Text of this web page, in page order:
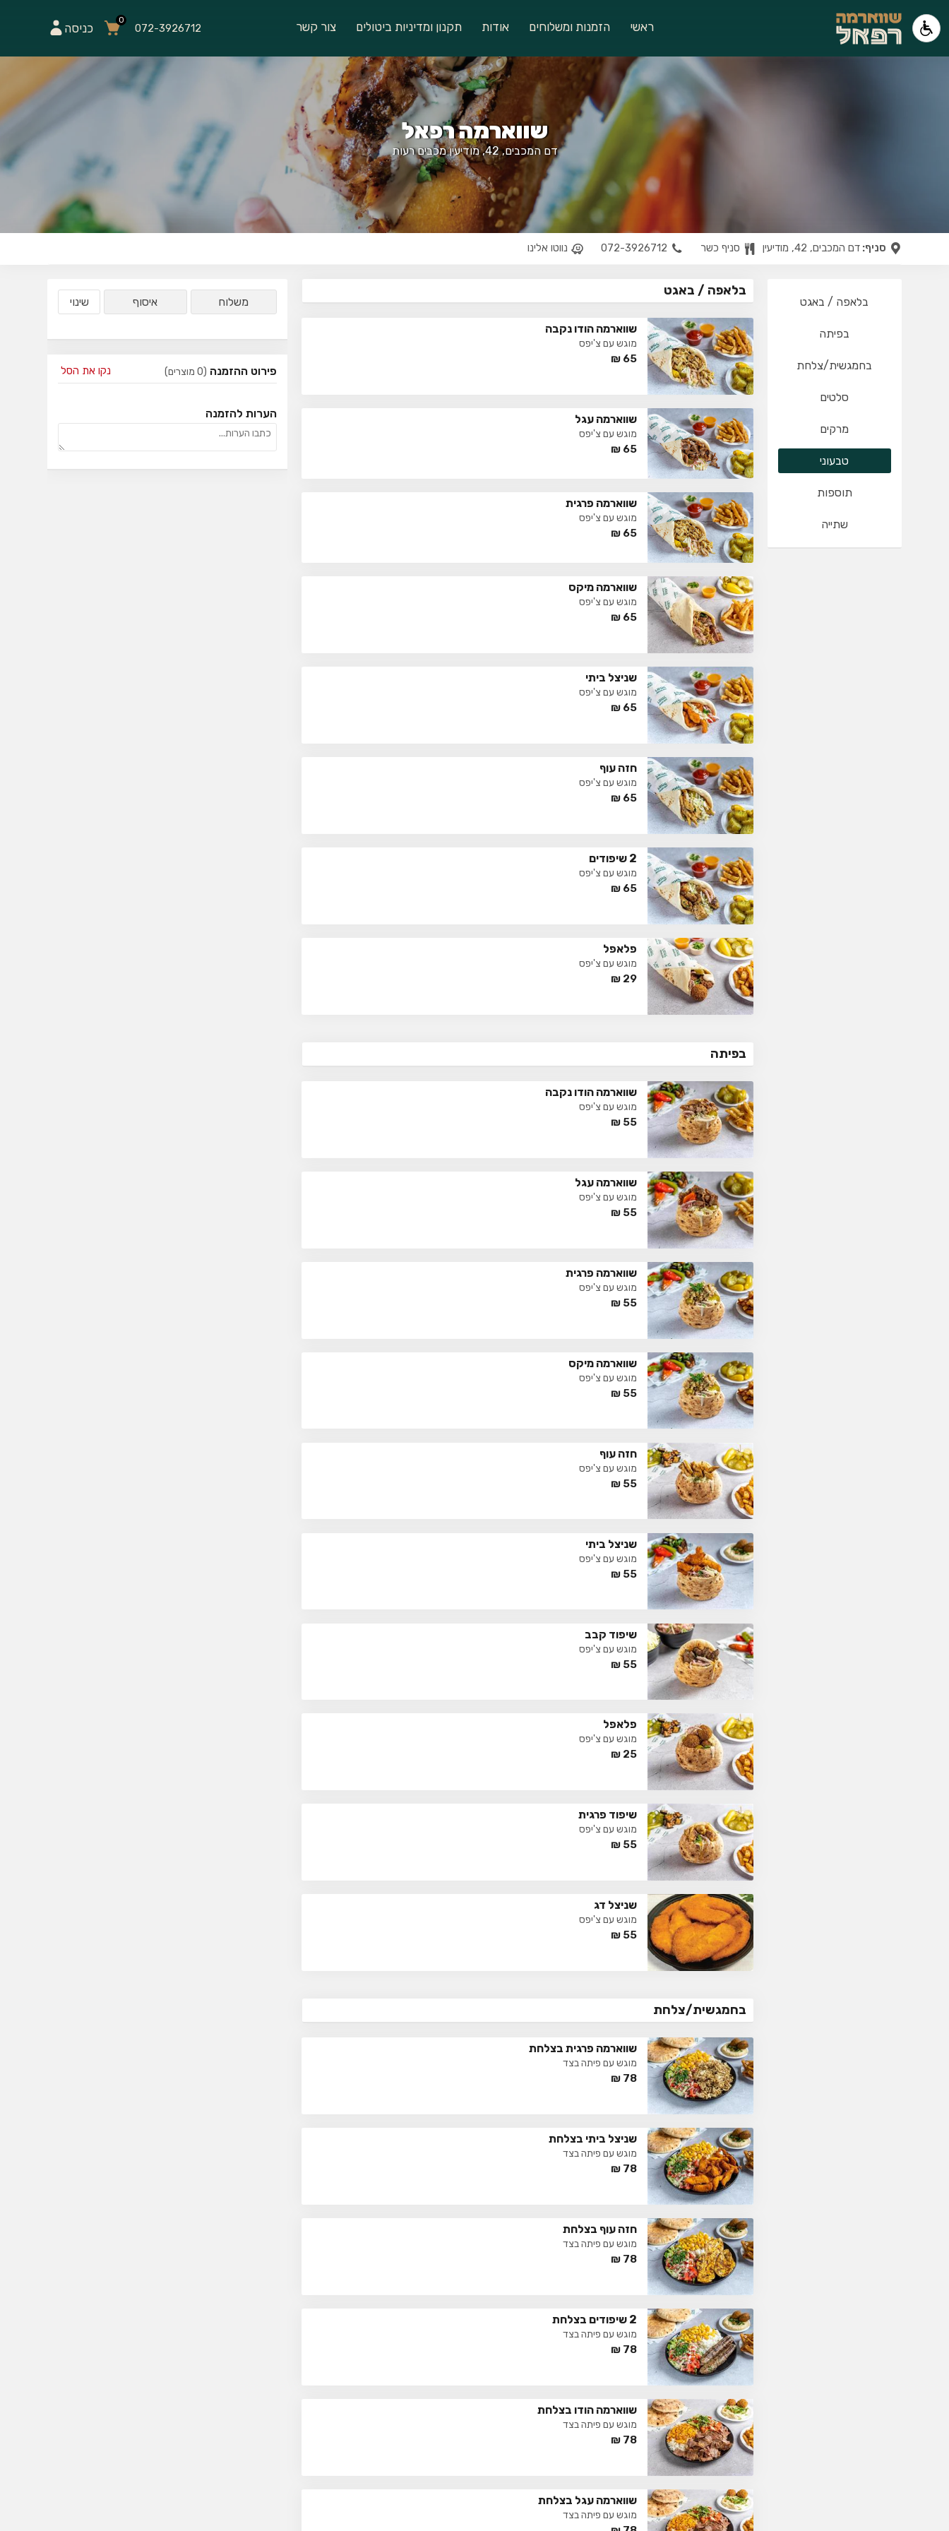
ראשי הזמנות ומשלוחים אודות תקנון ומדיניות ביטולים צור קשר כניסה
0
072-3926712
שווארמה רפאל
דם המכבים, 42, מודיעין מכבים רעות
סניף:דם המכבים, 42, מודיעין סניף כשר 072-3926712 נווטו אלינו
בלאפה / באגט
בפיתה
בחמגשית/צלחת
סלטים
מרקים
טבעוני
תוספות
שתייה
בלאפה / באגט
שווארמה הודו נקבה
מוגש עם צ'יפס
65
₪
שווארמה עגל
מוגש עם צ'יפס
65
₪
שווארמה פרגית
מוגש עם צ'יפס
65
₪
שווארמה מיקס
מוגש עם צ'יפס
65
₪
שניצל ביתי
מוגש עם צ'יפס
65
₪
חזה עוף
מוגש עם צ'יפס
65
₪
2 שיפודים
מוגש עם צ'יפס
65
₪
פלאפל
מוגש עם צ'יפס
29
₪
בפיתה
שווארמה הודו נקבה
מוגש עם צ'יפס
55
₪
שווארמה עגל
מוגש עם צ'יפס
55
₪
שווארמה פרגית
מוגש עם צ'יפס
55
₪
שווארמה מיקס
מוגש עם צ'יפס
55
₪
חזה עוף
מוגש עם צ'יפס
55
₪
שניצל ביתי
מוגש עם צ'יפס
55
₪
שיפוד קבב
מוגש עם צ'יפס
55
₪
פלאפל
מוגש עם צ'יפס
25
₪
שיפוד פרגית
מוגש עם צ'יפס
55
₪
שניצל דג
מוגש עם צ'יפס
55
₪
בחמגשית/צלחת
שווארמה פרגית בצלחת
מוגש עם פיתה בצד
78
₪
שניצל ביתי בצלחת
מוגש עם פיתה בצד
78
₪
חזה עוף בצלחת
מוגש עם פיתה בצד
78
₪
2 שיפודים בצלחת
מוגש עם פיתה בצד
78
₪
שווארמה הודו בצלחת
מוגש עם פיתה בצד
78
₪
שווארמה עגל בצלחת
מוגש עם פיתה בצד
משלוח איסוף שינוי
פירוט ההזמנה (
0מוצרים) נקו את הסל
הערות להזמנה